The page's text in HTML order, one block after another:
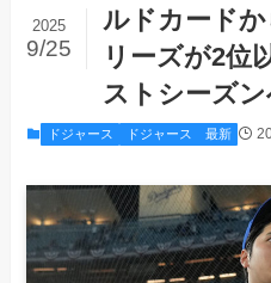
ルドカード
リーズが2位
ストシーズ
2025
9/25
ドジャース ドジャース 最新